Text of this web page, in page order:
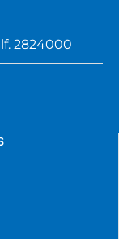
2824000